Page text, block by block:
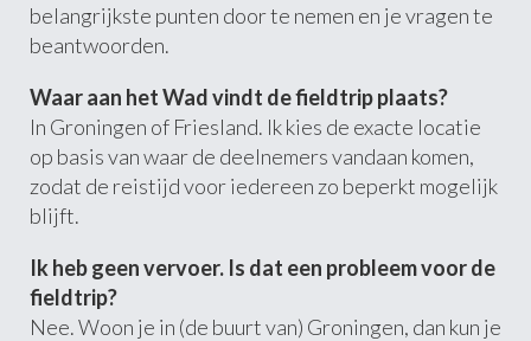
belangrijkste punten door te nemen en je vragen te
beantwoorden.
Waar aan het Wad vindt de fieldtrip plaats?
In Groningen of Friesland. Ik kies de exacte locatie
op basis van waar de deelnemers vandaan komen,
zodat de reistijd voor iedereen zo beperkt mogelijk
blijft.
Ik heb geen vervoer. Is dat een probleem voor de
fieldtrip?
Nee. Woon je in (de buurt van) Groningen, dan kun je